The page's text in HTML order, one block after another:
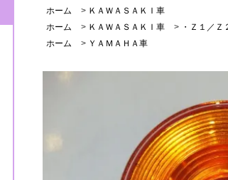
ホーム
> ＫＡＷＡＳＡＫＩ車
ホーム
> ＫＡＷＡＳＡＫＩ車 > ・Ｚ１／Ｚ
ホーム
> ＹＡＭＡＨＡ車